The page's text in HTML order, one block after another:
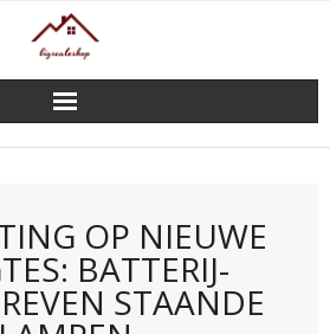
OP NIEUWE
BATTERIJ-
STAANDE